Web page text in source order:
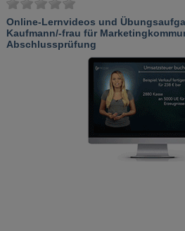
Online-Lernvideos und
Kaufmann/-frau für
Abschlussprüfung